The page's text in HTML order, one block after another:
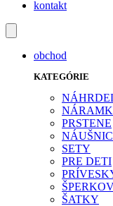
kontakt
obchod
KATEGÓRIE
PRSTENE
SETY
PRE DETI
ŠATKY